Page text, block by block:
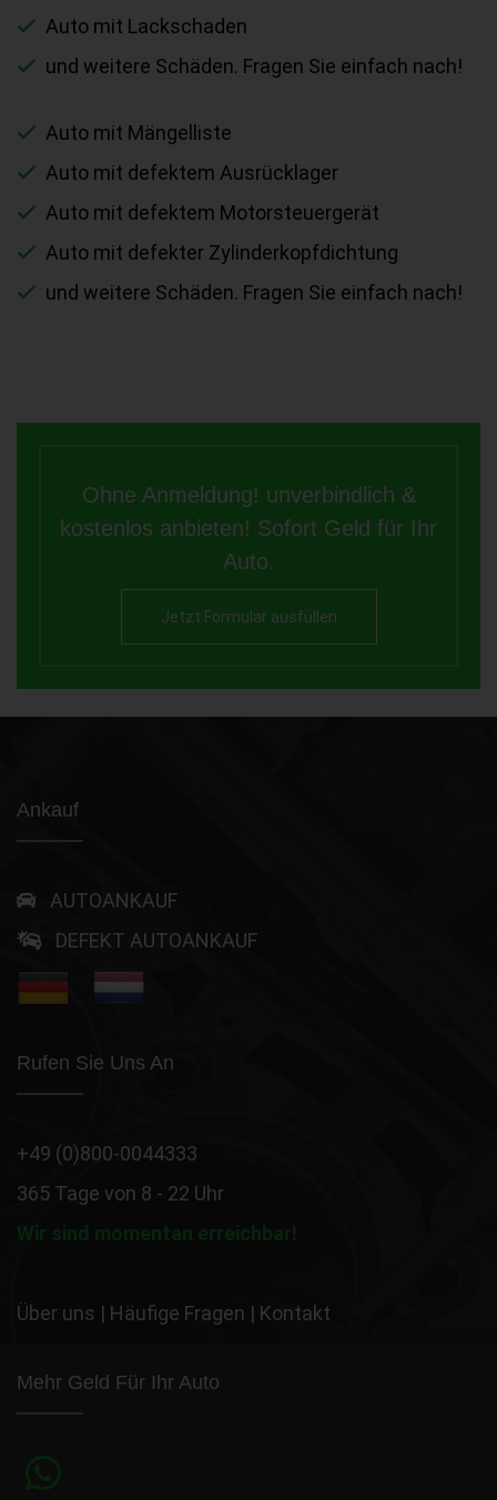
Auto mit Lackschaden
und weitere Schäden. Fragen Sie einfach nach!
Auto mit Mängelliste
Auto mit defektem Ausrücklager
Auto mit defektem Motorsteuergerät
Auto mit defekter Zylinderkopfdichtung
und weitere Schäden. Fragen Sie einfach nach!
Ohne Anmeldung! unverbindlich &
kostenlos anbieten! Sofort Geld für Ihr
Auto.
Jetzt Formular ausfüllen
Ankauf
AUTOANKAUF
DEFEKT AUTOANKAUF
Rufen Sie Uns An
+49 (0)800-0044333
365 Tage von 8 - 22 Uhr
Wir sind momentan erreichbar!
Über uns | Häufige Fragen | Kontakt
Mehr Geld Für Ihr Auto